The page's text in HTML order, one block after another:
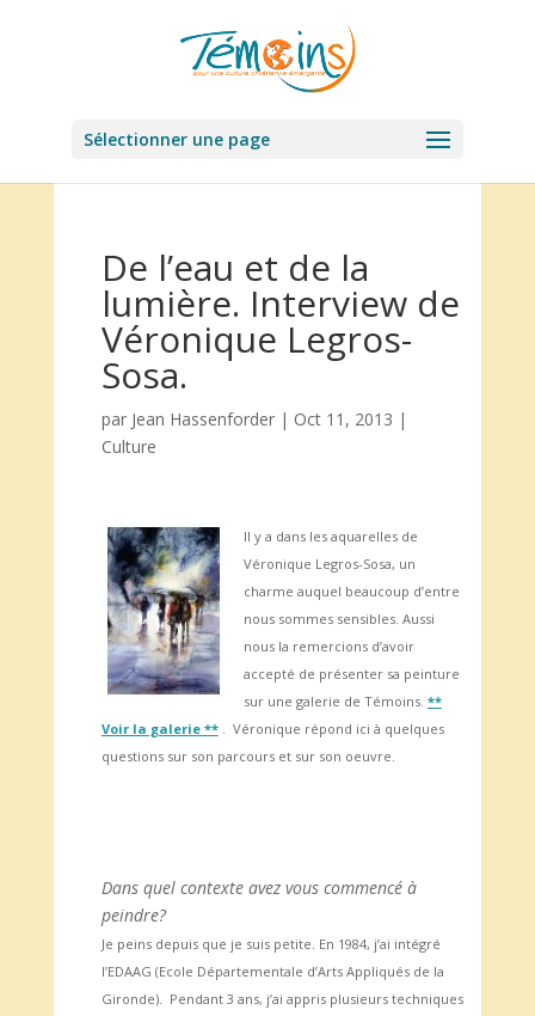
Sélectionner une page
De l’eau et de la
lumière. Interview de
Véronique Legros-
Sosa.
par Jean Hassenforder| Oct 11, 2013 |
Culture
Il y a dans les aquarelles de
Véronique Legros-Sosa, un
charme auquel beaucoup d’entre
nous sommes sensibles. Aussi
nous la remercions d’avoir
accepté de présenter sa peinture
sur une galerie de Témoins. **
Voir la galerie ** . Véronique répond ici à quelques
questions sur son parcours et sur son oeuvre.
Dans quel contexte avez vous commencé à
peindre?
Je peins depuis que je suis petite. En 1984, j’ai intégré
l’EDAAG (Ecole Départementale d’Arts Appliqués de la
Gironde). Pendant 3 ans, j’ai appris plusieurs techniques